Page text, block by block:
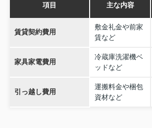
項目 主な内容
賃貸契約費用
敷金礼金や前家
賃など
家具家電費用
冷蔵庫洗濯機ベ
ッドなど
引っ越し費用
運搬料金や梱包
資材など